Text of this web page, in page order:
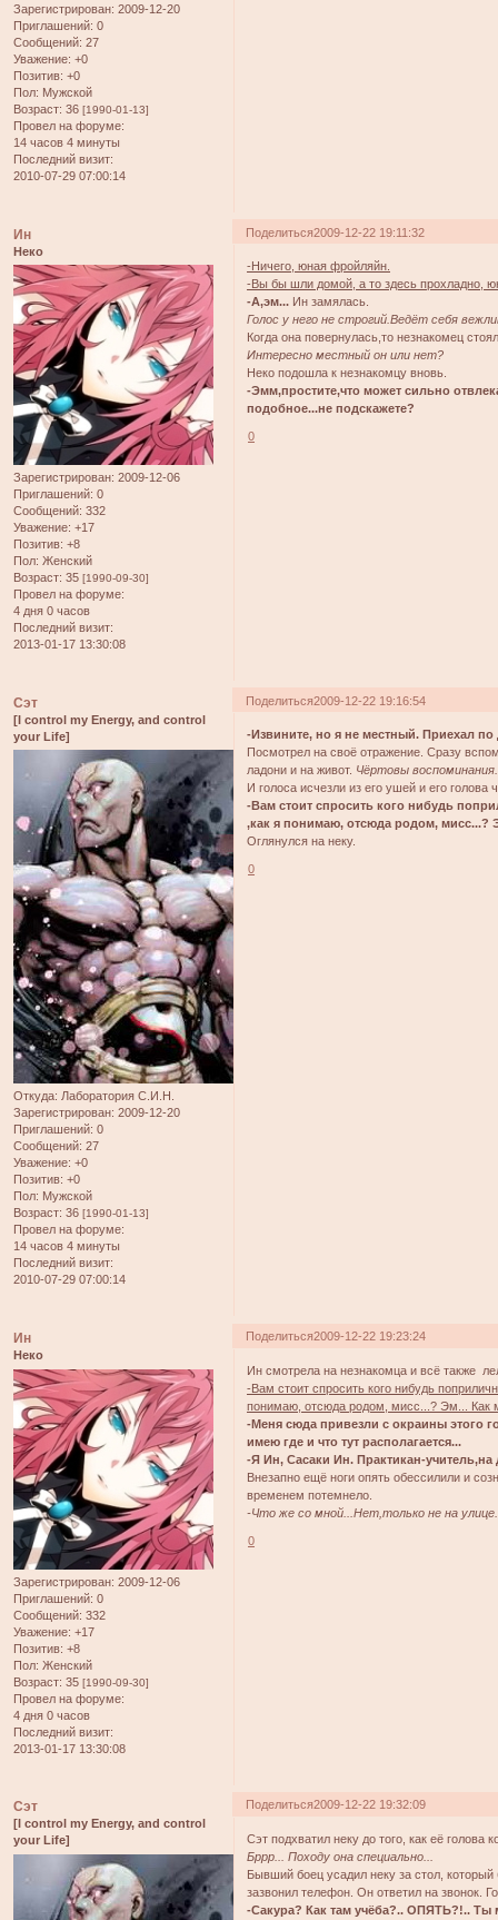
Зарегистрирован: 2009-12-20
Приглашений: 0
Сообщений: 27
Уважение: +0
Позитив: +0
Пол: Мужской
Возраст: 36 [1990-01-13]
Провел на форуме:
14 часов 4 минуты
Последний визит:
2010-07-29 07:00:14
Поделиться2009-12-22 19:11:32
Ин
Неко
Зарегистрирован: 2009-12-06
Приглашений: 0
Сообщений: 332
Уважение: +17
Позитив: +8
Пол: Женский
Возраст: 35 [1990-09-30]
Провел на форуме:
4 дня 0 часов
Последний визит:
2013-01-17 13:30:08
-Ничего, юная фройляйн.
-Вы бы шли домой, а то здесь прохладно,
-А,эм... Ин замялась.
Голос у него не строгий.Ведёт себя
Когда она повернулась,то незнакомец
Интересно местный он или нет?
Неко подошла к незнакомцу вновь.
-Эмм,простите,что может сильно
подобное...не подскажете?
0
Поделиться2009-12-22 19:16:54
Сэт
[I control my Energy, and control
your Life]
Откуда: Лаборатория С.И.Н.
Зарегистрирован: 2009-12-20
Приглашений: 0
Сообщений: 27
Уважение: +0
Позитив: +0
Пол: Мужской
Возраст: 36 [1990-01-13]
Провел на форуме:
14 часов 4 минуты
Последний визит:
2010-07-29 07:00:14
-Извините, но я не местный. Приехал по
Посмотрел на своё отражение. Сразу
ладони и на живот. Чёртовы
И голоса исчезли из его ушей и его
-Вам стоит спросить кого нибудь
,как я понимаю, отсюда родом, мисс...?
Оглянулся на неку.
0
Поделиться2009-12-22 19:23:24
Ин
Неко
Зарегистрирован: 2009-12-06
Приглашений: 0
Сообщений: 332
Уважение: +17
Позитив: +8
Пол: Женский
Возраст: 35 [1990-09-30]
Провел на форуме:
4 дня 0 часов
Последний визит:
2013-01-17 13:30:08
Ин смотрела на незнакомца и всё также
-Вам стоит спросить кого нибудь
понимаю, отсюда родом, мисс...? Эм... Как
-Меня сюда привезли с окраины этого
имею где и что тут располагается...
-Я Ин, Сасаки Ин. Практикан-учитель,на
Внезапно ещё ноги опять обессилили и
временем потемнело.
-Что же со мной...Нет,только не на
0
Поделиться2009-12-22 19:32:09
Сэт
[I control my Energy, and control
your Life]
Сэт подхватил неку до того, как её голова
Бррр... Походу она специально...
Бывший боец усадил неку за стол,
зазвонил телефон. Он ответил на звонок.
-Сакура? Как там учёба?.. ОПЯТЬ?!.. Ты